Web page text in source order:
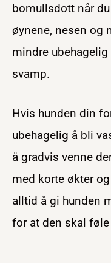
bomullsdott når
øynene, nesen og
mindre
svamp.
Hvis hunden din
ubehagelig å bli
å gradvis venne
med korte økter
alltid å gi hunden
for at den skal